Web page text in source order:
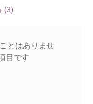
(3)
とはありませ
目です